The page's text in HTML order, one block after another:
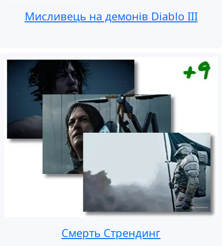
Мисливець на демонів Diablo III
Смерть Стрендинг